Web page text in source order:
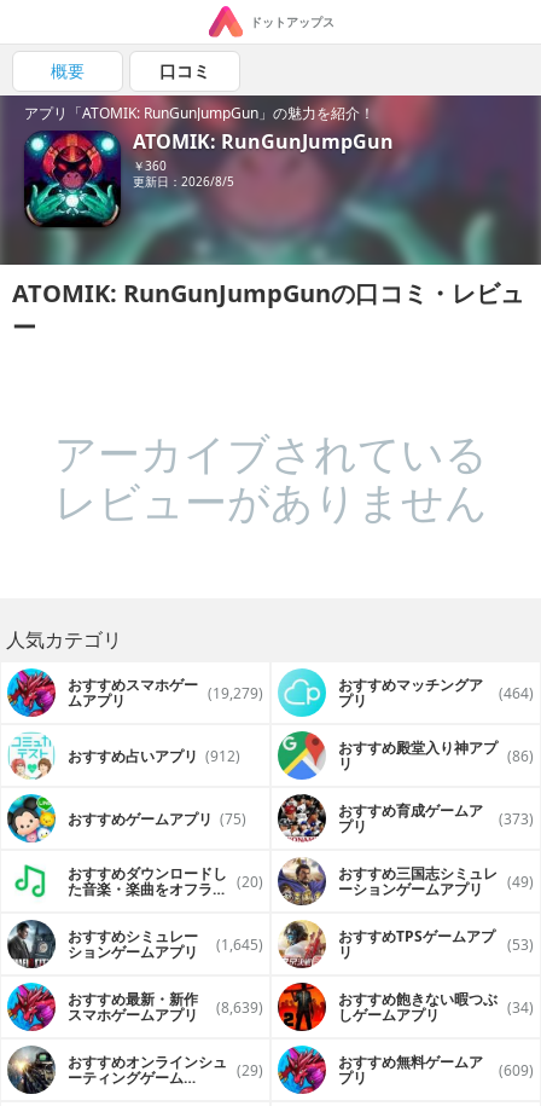
ドットアップス
概要 口コミ
アプリ「ATOMIK: RunGunJumpGun」の魅力を紹介！
ATOMIK: RunGunJumpGun
￥360
更新日：2026/8/5
ATOMIK: RunGunJumpGunの口コミ・レビュ
ー
アーカイブされている
レビューがありません
人気カテゴリ
おすすめスマホゲー
ムアプリ (19,279) おすすめマッチングア
プリ (464)
おすすめ占いアプリ (912) おすすめ殿堂入り神アプ
リ (86)
おすすめゲームアプリ (75) おすすめ育成ゲームア
プリ (373)
おすすめダウンロードし
た音楽・楽曲をオフライ (20) おすすめ三国志シミュレ
ーションゲームアプリ (49)
おすすめシミュレー
ションゲームアプリ (1,645) おすすめTPSゲームアプ
リ (53)
おすすめ最新・新作
スマホゲームアプリ (8,639) おすすめ飽きない暇つぶ
しゲームアプリ (34)
おすすめオンラインシュ
ーティングゲーム (29) おすすめ無料ゲームア
プリ (609)